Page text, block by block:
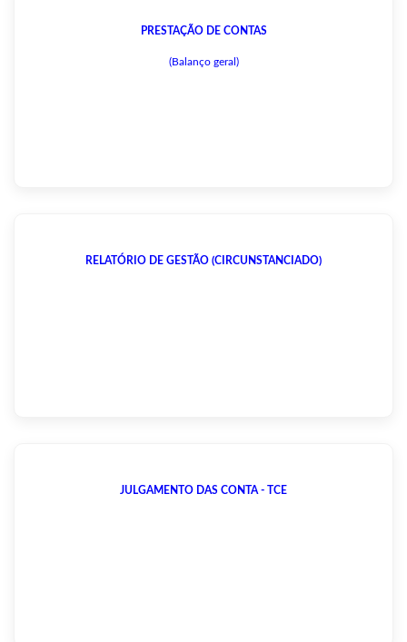
PRESTAÇÃO DE CONTAS
(Balanço geral)
RELATÓRIO DE GESTÃO (CIRCUNSTANCIADO)
JULGAMENTO DAS CONTA - TCE